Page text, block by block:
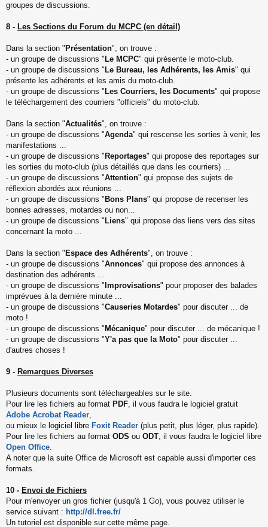
groupes de discussions.
8 - Les Sections du Forum du MCPC (en détail)
Dans la section " Présentation", on trouve :
- un groupe de discussions " Le MCPC" qui présente le moto-club.
- un groupe de discussions " Le Bureau, les Adhérents, les Amis" qui
présente les adhérents et les amis du moto-club.
- un groupe de discussions " Les Courriers, les Documents" qui propose
le téléchargement des courriers "officiels" du moto-club.
Dans la section "Actualités", on trouve :
- un groupe de discussions "Agenda" qui rescense les sorties à venir, les
manifestations ...
- un groupe de discussions " Reportages" qui propose des reportages sur
les sorties du moto-club (plus détaillés que dans les courriers) ...
- un groupe de discussions "Attention" qui propose des sujets de
réflexion abordés aux réunions ...
- un groupe de discussions " Bons Plans" qui propose de recenser les
bonnes adresses, motardes ou non...
- un groupe de discussions " Liens" qui propose des liens vers des sites
concernant la moto ...
Dans la section " Espace des Adhérents", on trouve :
- un groupe de discussions "Annonces" qui propose des annonces à
destination des adhérents ...
- un groupe de discussions " Improvisations" pour proposer des balades
imprévues à la dernière minute ...
- un groupe de discussions "Causeries Motardes" pour discuter ... de
moto !
- un groupe de discussions " Mécanique" pour discuter ... de mécanique !
- un groupe de discussions "Y'a pas que la Moto" pour discuter ...
d'autres choses !
9 - Remarques Diverses
Plusieurs documents sont téléchargeables sur le site.
Pour lire les fichiers au format PDF, il vous faudra le logiciel gratuit
Adobe Acrobat Reader,
ou mieux le logiciel libre Foxit Reader (plus petit, plus léger, plus rapide).
Pour lire les fichiers au format ODS ou ODT, il vous faudra le logiciel libre
Open Office.
A noter que la suite Office de Microsoft est capable aussi d'importer ces
formats.
10 - Envoi de Fichiers
Pour m'envoyer un gros fichier (jusqu'à 1 Go), vous pouvez utiliser le
service suivant : http://dl.free.fr/
Un tutoriel est disponible sur cette même page.